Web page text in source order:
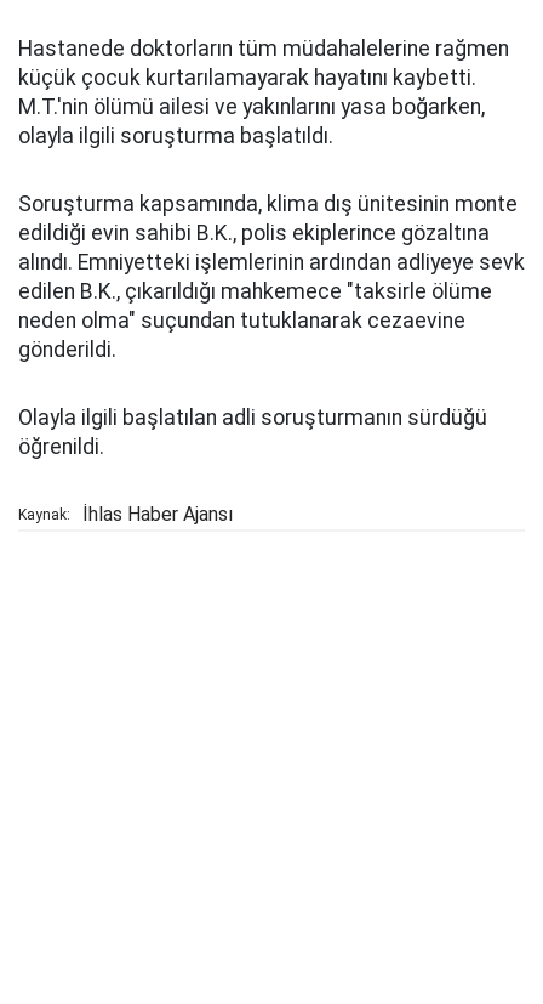
Hastanede doktorların tüm müdahalelerine rağmen
küçük çocuk kurtarılamayarak hayatını kaybetti.
M.T.'nin ölümü ailesi ve yakınlarını yasa boğarken,
olayla ilgili soruşturma başlatıldı.
Soruşturma kapsamında, klima dış ünitesinin monte
edildiği evin sahibi B.K., polis ekiplerince gözaltına
alındı. Emniyetteki işlemlerinin ardından adliyeye sevk
edilen B.K., çıkarıldığı mahkemece "taksirle ölüme
neden olma" suçundan tutuklanarak cezaevine
gönderildi.
Olayla ilgili başlatılan adli soruşturmanın sürdüğü
öğrenildi.
Kaynak: İhlas Haber Ajansı